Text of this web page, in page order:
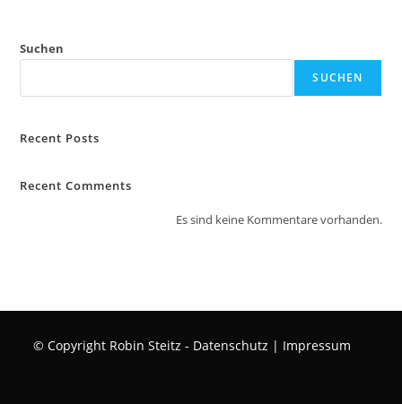
Suchen
SUCHEN
Recent Posts
Recent Comments
Es sind keine Kommentare vorhanden.
© Copyright Robin Steitz - Datenschutz | Impressum